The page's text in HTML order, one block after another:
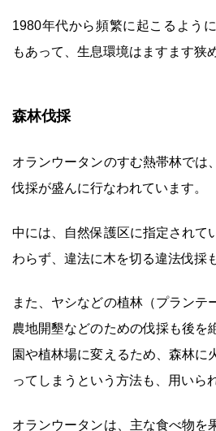
1980年代から頻繁に起こるよう
もあって、生息環境はますます狭
森林伐採
オランウータンのすむ熱帯林では
伐採が盛んに行なわれています。
中には、自然保護区に指定されて
わらず、違法に木を切る違法伐採
また、ヤシなどの植林（プランテ
農地開墾などのための伐採も後を
園や植林場に変えるため、森林に
ってしまうという方法も、用いら
オランウータンは、主な食べ物を